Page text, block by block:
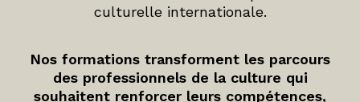
culturelle internationale.
Nos formations transforment les parcours
des professionnels de la culture qui
souhaitent renforcer leurs compétences,